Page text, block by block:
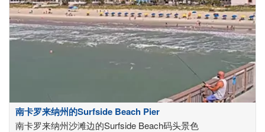
南卡罗来纳州的Surfside Beach Pier
南卡罗来纳州沙滩边的Surfside Beach码头景色